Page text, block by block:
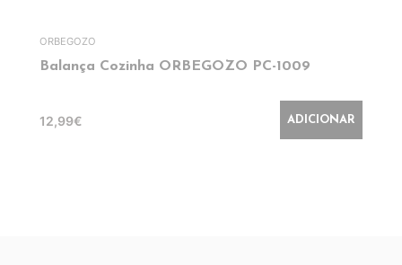
ORBEGOZO
Balança Cozinha ORBEGOZO PC-1009
12,99€ ADICIONAR